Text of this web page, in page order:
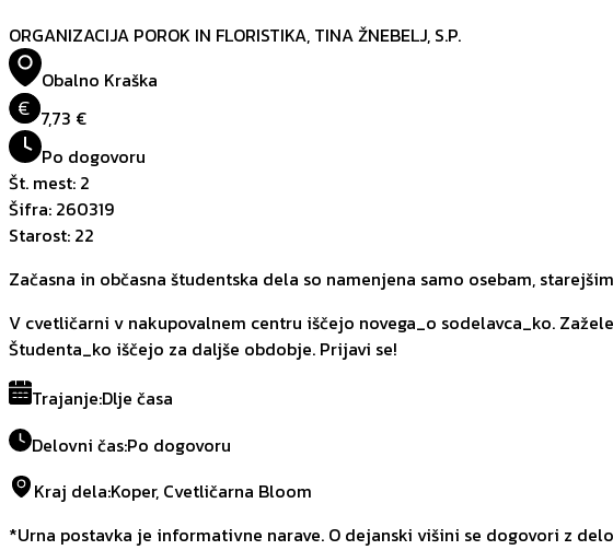
ORGANIZACIJA POROK IN FLORISTIKA, TINA ŽNEBELJ, S.P.
Obalno Kraška
€ 7,73 €
Po dogovoru
Št. mest: 2
Šifra: 260319
Starost: 22
Začasna in občasna študentska dela so namenjena samo osebam,
V cvetličarni v nakupovalnem centru iščejo novega_o sodelavca_ko.
Študenta_ko iščejo za daljše obdobje. Prijavi se!
Trajanje:Dlje časa
Delovni čas:Po dogovoru
Kraj dela:Koper, Cvetličarna Bloom
*Urna postavka je informativne narave. O dejanski višini se dogovori z